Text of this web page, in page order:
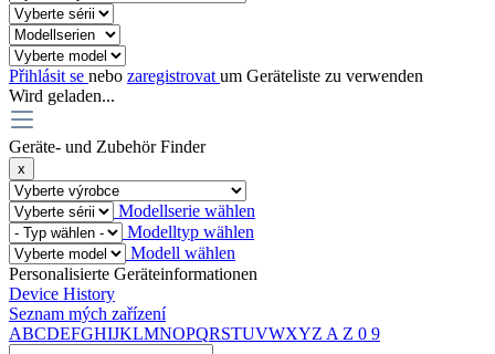
Přihlásit se nebo zaregistrovat um Geräteliste zu verwenden
Wird geladen...
Geräte- und Zubehör Finder
x
Modellserie wählen
Modelltyp wählen
Modell wählen
Personalisierte Geräteinformationen
Device History
Seznam mých zařízení
ABCDEFGHIJKLMNOPQRSTUVWXYZ A Z 0 9